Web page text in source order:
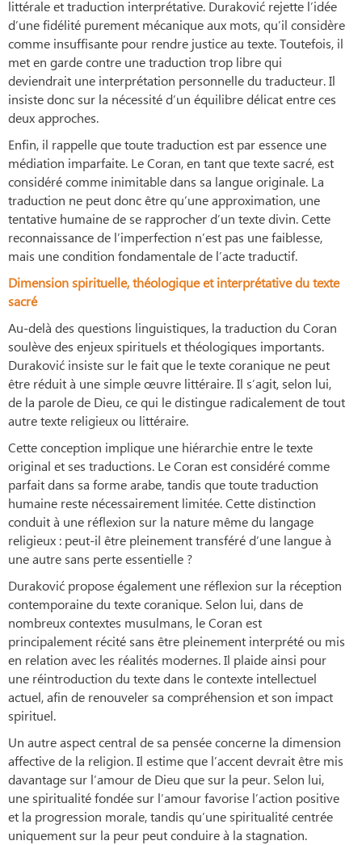
littérale et traduction interprétative. Duraković rejette l’idée
d’une fidélité purement mécanique aux mots, qu’il considère
comme insuffisante pour rendre justice au texte. Toutefois, il
met en garde contre une traduction trop libre qui
deviendrait une interprétation personnelle du traducteur. Il
insiste donc sur la nécessité d’un équilibre délicat entre ces
deux approches.
Enfin, il rappelle que toute traduction est par essence une
médiation imparfaite. Le Coran, en tant que texte sacré, est
considéré comme inimitable dans sa langue originale. La
traduction ne peut donc être qu’une approximation, une
tentative humaine de se rapprocher d’un texte divin. Cette
reconnaissance de l’imperfection n’est pas une faiblesse,
mais une condition fondamentale de l’acte traductif.
Dimension spirituelle, théologique et interprétative du texte
sacré
Au-delà des questions linguistiques, la traduction du Coran
soulève des enjeux spirituels et théologiques importants.
Duraković insiste sur le fait que le texte coranique ne peut
être réduit à une simple œuvre littéraire. Il s’agit, selon lui,
de la parole de Dieu, ce qui le distingue radicalement de tout
autre texte religieux ou littéraire.
Cette conception implique une hiérarchie entre le texte
original et ses traductions. Le Coran est considéré comme
parfait dans sa forme arabe, tandis que toute traduction
humaine reste nécessairement limitée. Cette distinction
conduit à une réflexion sur la nature même du langage
religieux : peut-il être pleinement transféré d’une langue à
une autre sans perte essentielle ?
Duraković propose également une réflexion sur la réception
contemporaine du texte coranique. Selon lui, dans de
nombreux contextes musulmans, le Coran est
principalement récité sans être pleinement interprété ou mis
en relation avec les réalités modernes. Il plaide ainsi pour
une réintroduction du texte dans le contexte intellectuel
actuel, afin de renouveler sa compréhension et son impact
spirituel.
Un autre aspect central de sa pensée concerne la dimension
affective de la religion. Il estime que l’accent devrait être mis
davantage sur l’amour de Dieu que sur la peur. Selon lui,
une spiritualité fondée sur l’amour favorise l’action positive
et la progression morale, tandis qu’une spiritualité centrée
uniquement sur la peur peut conduire à la stagnation.